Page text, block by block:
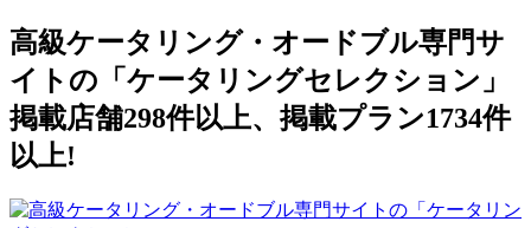
高級ケータリング・オードブル専門サ
イトの「ケータリングセレクション」
掲載店舗298件以上、掲載プラン1734件
以上!